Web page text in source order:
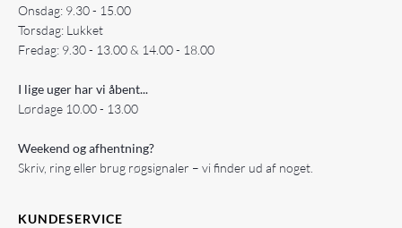
Onsdag: 9.30 - 15.00
Torsdag: Lukket
Fredag: 9.30 - 13.00 & 14.00 - 18.00
I lige uger har vi åbent...
Lørdage 10.00 - 13.00
Weekend og afhentning?
Skriv, ring eller brug røgsignaler – vi finder ud af noget.
KUNDESERVICE